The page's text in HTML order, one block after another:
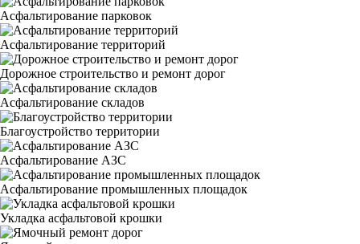
Асфальтирование парковок
Асфальтирование территорий
Дорожное строительство и ремонт дорог
Асфальтирование складов
Благоустройство территории
Асфальтирование АЗС
Асфальтирование промышленных площадок
Укладка асфальтовой крошки